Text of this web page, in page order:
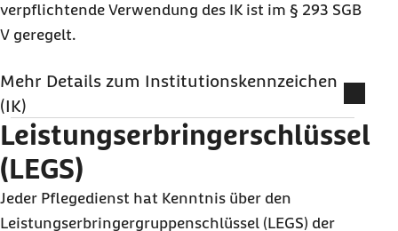
verpflichtende Verwendung des IK ist im § 293 SGB
V geregelt.
Mehr Details zum Institutionskennzeichen
(IK)
EinIKkann bei der Arbeitsgemeinschaft
Institutionskennzeichen (ARGE IK) beantragt
werden. Die Beantragung muss schriftlich erfolgen
und ist kostenlos. Auf der ARGE IK Homepage steht
Leistungserbringerschlüssel
(LEGS)
Jeder Pflegedienst hat Kenntnis über den
Leistungserbringergruppenschlüssel (LEGS) der